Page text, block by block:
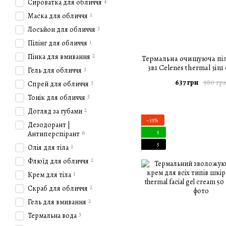
Термальна очищуюча
3в1 Celenes thermal
980
637 грн
−35%
5
5
Сироватка для обличчя
Маска для обличчя 1
Лосьйон для обличчя 3
Пілінг для обличчя 1
Пінка для вмивання 2
Гель для обличчя 3
Спрей для обличчя 3
Тонік для обличчя 3
Догляд за губами 2
Дезодорант |
Антиперспірант 6
Олія для тіла 2
Флюїд для обличчя 2
Крем для тіла 1
Скраб для обличчя 2
Гель для вмивання 2
Термальна вода 3